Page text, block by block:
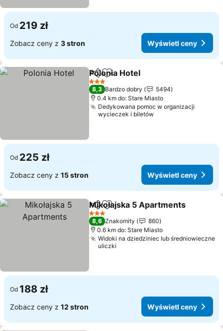
Od 219 zł
Zobacz ceny z 3 stron Wyświetl ceny
Udostępnij
Dodaj do ulubionych
Polonia Hotel
3 Kategoria
8,3 Bardzo dobry
5494
0.4 km do: Stare Miasto
Dedykowana pomoc w organizacji
wycieczek i biletów
Od 225 zł
Zobacz ceny z 15 stron Wyświetl ceny
Udostępnij
Dodaj do ulubionych
Mikołajska 5 Apartments
3 Kategoria
8,6 Znakomity
860
0.6 km do: Stare Miasto
Widoki na dziedziniec lub średniowieczne
uliczki
Od 188 zł
Zobacz ceny z 12 stron Wyświetl ceny